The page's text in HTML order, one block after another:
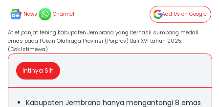
News Channel Add Us on Google
Atlet panjat tebing Kabupaten Jembrana yang berhasil sumbang medali
emas pada Pekan Olahraga Provinsi (Porprov) Bali XVI tahun 2025.
(Dok.Istimewa)
Intinya Sih
Kabupaten Jembrana hanya mengantongi 8 emas